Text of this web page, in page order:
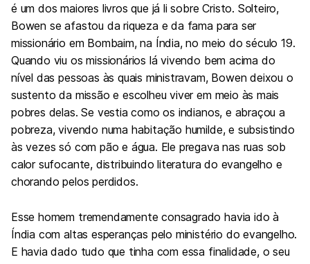
é um dos maiores livros que já li sobre Cristo. Solteiro,
Bowen se afastou da riqueza e da fama para ser
missionário em Bombaim, na Índia, no meio do século 19.
Quando viu os missionários lá vivendo bem acima do
nível das pessoas às quais ministravam, Bowen deixou o
sustento da missão e escolheu viver em meio às mais
pobres delas. Se vestia como os indianos, e abraçou a
pobreza, vivendo numa habitação humilde, e subsistindo
às vezes só com pão e água. Ele pregava nas ruas sob
calor sufocante, distribuindo literatura do evangelho e
chorando pelos perdidos.
Esse homem tremendamente consagrado havia ido à
Índia com altas esperanças pelo ministério do evangelho.
E havia dado tudo que tinha com essa finalidade, o seu